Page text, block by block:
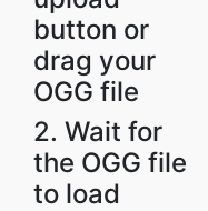
button or
drag your
OGG file
2. Wait for
the OGG file
to load